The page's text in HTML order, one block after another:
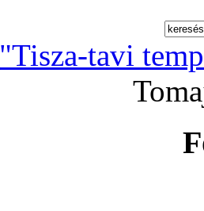
"Tisza-tavi